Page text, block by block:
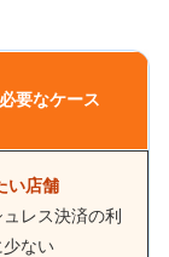
要なケース
い店舗
ュレス決済の利
少ない